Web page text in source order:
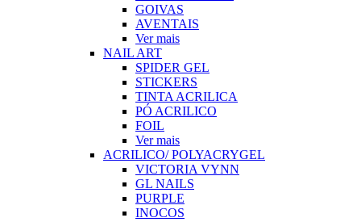
GOIVAS
AVENTAIS
Ver mais
NAIL ART
SPIDER GEL
STICKERS
TINTA ACRILICA
PÓ ACRILICO
FOIL
Ver mais
ACRILICO/ POLYACRYGEL
VICTORIA VYNN
GL NAILS
PURPLE
INOCOS